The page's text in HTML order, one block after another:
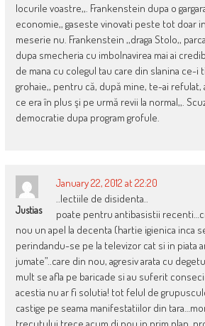
locurile voastre,,. Frankenstein dupa o
economie,, gaseste vinovati peste tot doar
meserie nu. Frankenstein ,,draga Stolo,,
dupa smecheria cu imbolnavirea mai ai
de mana cu colegul tau care din slanina ce-
grohaie,, pentru că, după mine, te-ai refulat,
ce era în plus şi pe urmă revii la normal,,.
democratie dupa program grofule.
Justias
January 22, 2012 at 22:20
..lectiile de disidenta..
poate pentru antibasistii
nou un apel la decenta (hartie igienica inca
perindandu-se pe la televizor cat si in piata
jumate”..care din nou, agresiv arata cu
mult se afla pe baricade si au suferit
acestia nu ar fi solutia! tot felul de
castige pe seama manifestatiilor din
trecutului trece acum di nou in prim plan,